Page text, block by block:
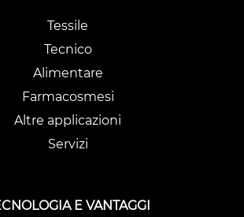
Tessile
Tecnico
Alimentare
Farmacosmesi
Altre applicazioni
Servizi
E VANTAGGI